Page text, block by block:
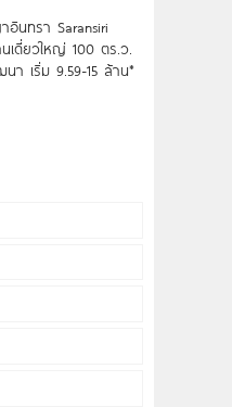
นทรา Saransiri
เดี่ยวใหญ่ 100 ตร.ว.
า เริ่ม 9.59-15 ล้าน*